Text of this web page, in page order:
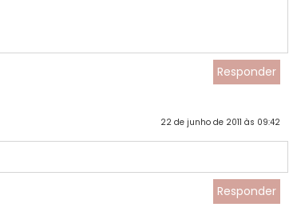
Responder
22 de junho de 2011 às 09:42
Responder